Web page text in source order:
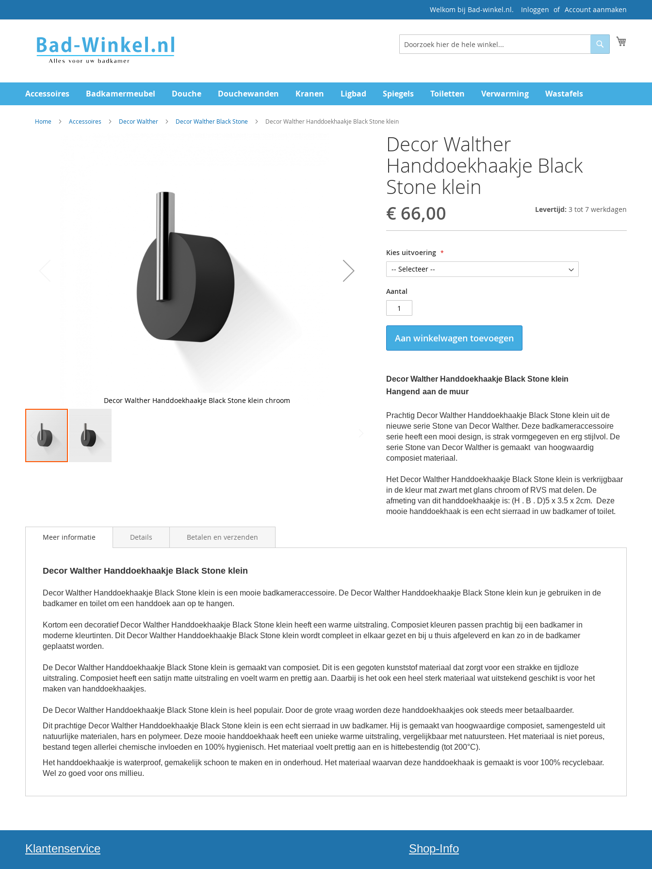
direct
naar
inhoud
Welkom bij Bad-winkel.nl. Inloggen Account aanmaken
Zoeken
Zoeken
Accessoires Badkamermeubel Douche Douchewanden Kranen Ligbad Spiegels Toiletten Verwarming Wastafels
Home Accessoires Decor Walther Decor Walther Black Stone Decor Walther Handdoekhaakje Black Stone klein
Decor Walther
Handdoekhaakje Black
Stone klein
€ 66,00 Levertijd: 3 tot 7 werkdagen
Kies uitvoering
Aantal
Aan winkelwagen toevoegen
Decor Walther Handdoekhaakje Black Stone klein
Hangend aan de muur
Prachtig Decor Walther Handdoekhaakje Black Stone klein uit de
nieuwe serie Stone van Decor Walther. Deze badkameraccessoire
serie heeft een mooi design, is strak vormgegeven en erg stijlvol. De
serie Stone van Decor Walther is gemaakt van hoogwaardig
composiet materiaal.
Het Decor Walther Handdoekhaakje Black Stone klein is verkrijgbaar
in de kleur mat zwart met glans chroom of RVS mat delen. De
afmeting van dit handdoekhaakje is: (H . B . D)5 x 3.5 x 2cm.
Deze
mooie handdoekhaak is een echt sierraad in uw badkamer of toilet.
Decor Walther Handdoekhaakje Black Stone klein chroom
images
galleryMeer informatie
Decor Walther Handdoekhaakje Black Stone klein
Decor Walther Handdoekhaakje Black Stone klein is een mooie badkameraccessoire. De Decor Walther Handdoekhaakje Black Stone klein kun je gebruiken in de
badkamer en toilet om een handdoek aan op te hangen.
Kortom een decoratief Decor Walther Handdoekhaakje Black Stone klein heeft een warme uitstraling. Composiet kleuren passen prachtig bij een badkamer in
moderne kleurtinten. Dit Decor Walther Handdoekhaakje Black Stone klein wordt compleet in elkaar gezet en bij u thuis afgeleverd en kan zo in de badkamer
geplaatst worden.
De Decor Walther Handdoekhaakje Black Stone klein is gemaakt van composiet. Dit is een gegoten kunststof materiaal dat zorgt voor een strakke en tijdloze
uitstraling. Composiet heeft een satijn matte uitstraling en voelt warm en prettig aan. Daarbij is het ook een heel sterk materiaal wat uitstekend geschikt is voor het
maken van handdoekhaakjes.
De Decor Walther Handdoekhaakje Black Stone klein is heel populair. Door de grote vraag worden deze handdoekhaakjes ook steeds meer betaalbaarder.
Dit prachtige Decor Walther Handdoekhaakje Black Stone klein is een echt sierraad in uw badkamer. Hij is gemaakt van hoogwaardige composiet, samengesteld uit
natuurlijke materialen, hars en polymeer. Deze mooie handdoekhaak heeft een unieke warme uitstraling, vergelijkbaar met natuursteen. Het materiaal is niet poreus,
bestand tegen allerlei chemische invloeden en 100% hygienisch. Het materiaal voelt prettig aan en is hittebestendig (tot 200°C).
Het handdoekhaakje is waterproof, gemakelijk schoon te maken en in onderhoud. Het materiaal waarvan deze handdoekhaak is gemaakt is voor 100% recyclebaar.
Wel zo goed voor ons millieu.
Details Betalen en verzenden
Klantenservice Shop-Info